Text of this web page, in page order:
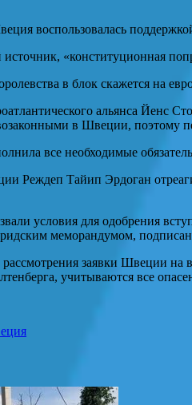
воспользовалась
«конституционная
в блок скажется на
альянса Йенс
в Швеции, поэтому
все необходимые
Реждеп Тайип Эрдоган
условия для одобрения
меморандумом,
заявки Швеции
учитываются все